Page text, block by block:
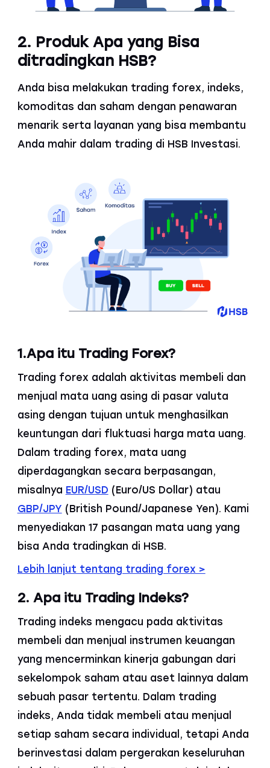
2. Produk Apa yang Bisa
ditradingkan HSB?
Anda bisa melakukan trading forex, indeks,
komoditas dan saham dengan penawaran
menarik serta layanan yang bisa membantu
Anda mahir dalam trading di HSB Investasi.
1.Apa itu Trading Forex?
Trading forex adalah aktivitas membeli dan
menjual mata uang asing di pasar valuta
asing dengan tujuan untuk menghasilkan
keuntungan dari fluktuasi harga mata uang.
Dalam trading forex, mata uang
diperdagangkan secara berpasangan,
misalnya EUR/USD (Euro/US Dollar) atau
GBP/JPY (British Pound/Japanese Yen). Kami
menyediakan 17 pasangan mata uang yang
bisa Anda tradingkan di HSB.
Lebih lanjut tentang trading forex >
2. Apa itu Trading Indeks?
Trading indeks mengacu pada aktivitas
membeli dan menjual instrumen keuangan
yang mencerminkan kinerja gabungan dari
sekelompok saham atau aset lainnya dalam
sebuah pasar tertentu. Dalam trading
indeks, Anda tidak membeli atau menjual
setiap saham secara individual, tetapi Anda
berinvestasi dalam pergerakan keseluruhan